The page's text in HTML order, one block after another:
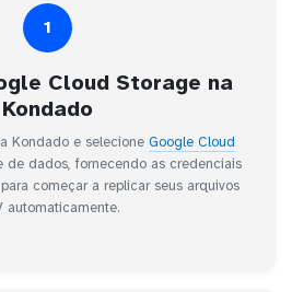
1
Cloud Storage na
Kondado
Kondado e selecione Google Cloud
de dados, fornecendo as credenciais
começar a replicar seus arquivos
automaticamente.